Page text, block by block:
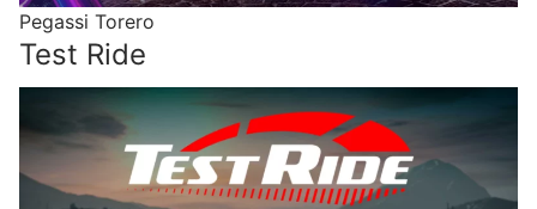
Pegassi Torero
Test Ride